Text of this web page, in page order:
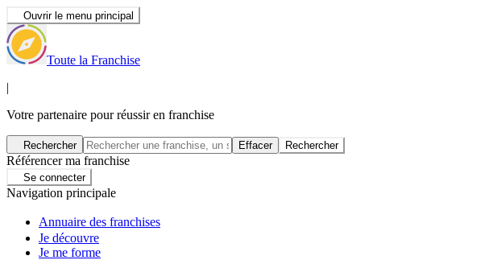
Ouvrir le menu principal
Toute la Franchise
|
Votre partenaire pour réussir en franchise
Rechercher Effacer Rechercher
Référencer ma franchise
Se connecter
Navigation principale
Annuaire des franchises
Je découvre
Je me forme